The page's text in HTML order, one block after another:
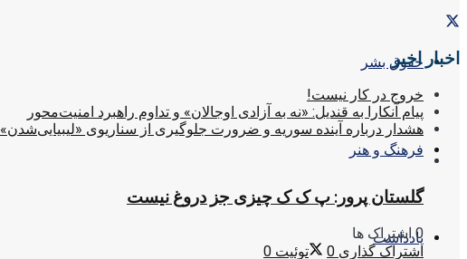
حقوق بشر
فرهنگ و هنر
یادداشت
اخبار اخیر
خروج در کار نیست!
پیام آنکارا به قندیل: «نه به آزادی اوجالان» و تداوم راهبرد امنیت‌محور
هشدار درباره آینده سوریه و ضرورت جلوگیری از سناریوی «لیبیایی‌شدن»
گلستان پرور: پ ک ک چیزی جز دروغ نیست
0 اشتراک ها
اشتراک گذاری 0 توئیت 0